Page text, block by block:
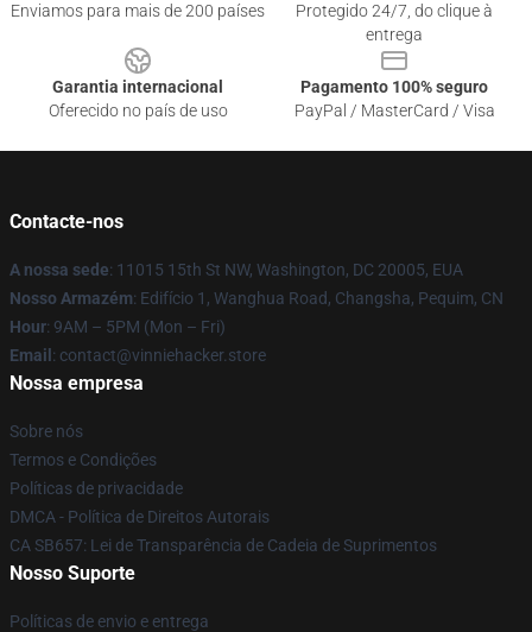
Enviamos para mais de 200 países
Protegido 24/7, do clique à
entrega
Garantia internacional
Oferecido no país de uso
Pagamento 100% seguro
PayPal / MasterCard / Visa
Contacte-nos
A nossa sede: 11015 15th St NW, Washington, DC 20005, EUA
Nosso Armazém: Edifício 1, Wanghua Road, Changsha, Pequim, CN
Hour: 9AM – 5PM (Mon – Fri)
Email : contact@vinniehacker.store
Nossa empresa
Sobre nós
Termos e Condições
Políticas de privacidade
DMCA - Política de Direitos Autorais
CA SB657: Lei de Transparência de Cadeia de Suprimentos
Nosso Suporte
Políticas de envio e entrega